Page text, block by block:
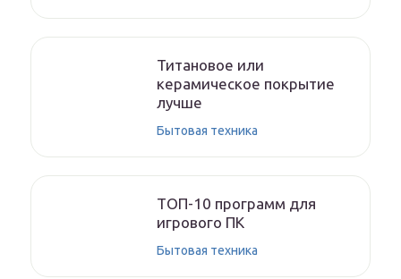
Титановое или
керамическое покрытие
лучше
Бытовая техника
ТОП-10 программ для
игрового ПК
Бытовая техника